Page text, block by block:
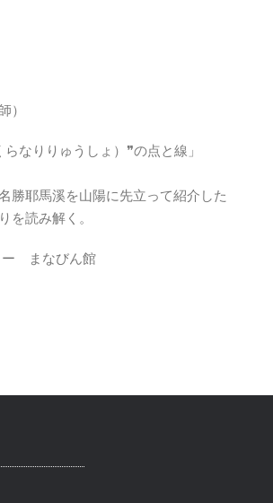
）
なりりゅうしょ）❞の点と線」
溪を山陽に先立って紹介した
み解く。
ー まなびん館